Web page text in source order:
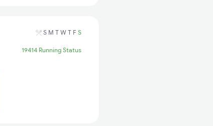
S M T W T F S
19414 Running Status